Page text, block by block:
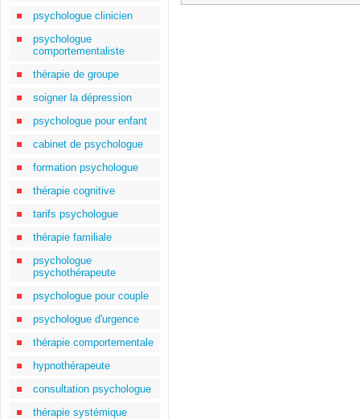
psychologue clinicien
psychologue
comportementaliste
thérapie de groupe
soigner la dépression
psychologue pour enfant
cabinet de psychologue
formation psychologue
thérapie cognitive
tarifs psychologue
thérapie familiale
psychologue
psychothérapeute
psychologue pour couple
psychologue d'urgence
thérapie comportementale
hypnothérapeute
consultation psychologue
thérapie systémique